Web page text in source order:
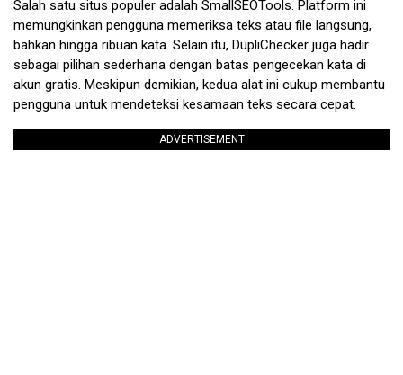
Salah satu situs populer adalah SmallSEOTools. Platform ini
memungkinkan pengguna memeriksa teks atau file langsung,
bahkan hingga ribuan kata. Selain itu, DupliChecker juga hadir
sebagai pilihan sederhana dengan batas pengecekan kata di
akun gratis. Meskipun demikian, kedua alat ini cukup membantu
pengguna untuk mendeteksi kesamaan teks secara cepat.
ADVERTISEMENT